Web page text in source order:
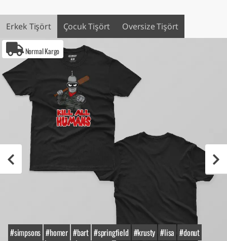
Erkek Tişört Çocuk Tişört Oversize Tişört
#simpsons #homer #bart #springfield #krusty #lisa #donut
Normal Kargo